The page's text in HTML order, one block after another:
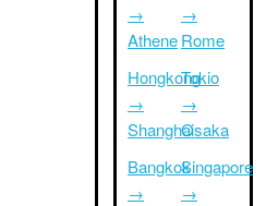
→
Athene
Hongkong
→
Shanghai
Bangkok
→
→
Rome
Tokio
→
Osaka
Singapore
→